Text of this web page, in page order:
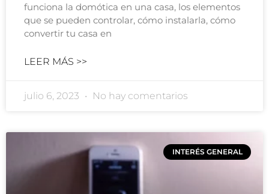
funciona la domótica en una casa, los elementos
que se pueden controlar, cómo instalarla, cómo
convertir tu casa en
LEER MÁS >>
julio 6, 2023 No hay comentarios
INTERÉS GENERAL